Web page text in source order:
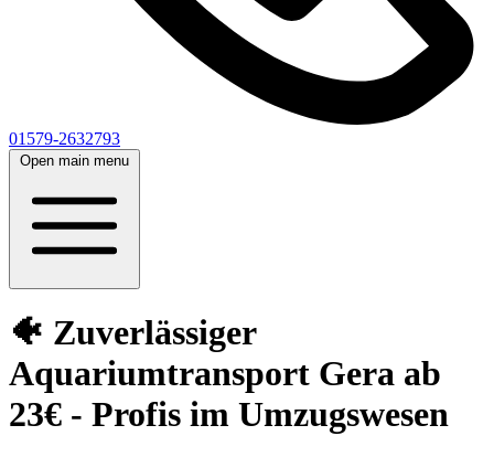
01579-2632793
Open main menu
🐠 Zuverlässiger
Aquariumtransport Gera ab
23€ - Profis im Umzugswesen